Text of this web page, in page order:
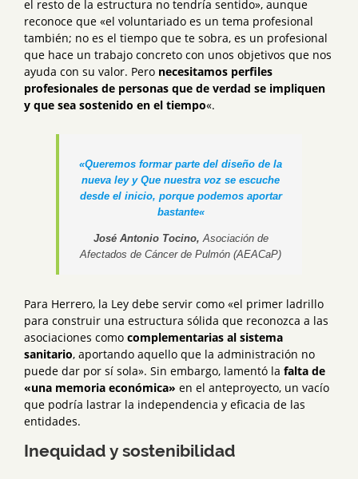
el resto de la estructura no tendría sentido», aunque
reconoce que «el voluntariado es un tema profesional
también; no es el tiempo que te sobra, es un profesional
que hace un trabajo concreto con unos objetivos que nos
ayuda con su valor. Pero necesitamos perfiles
profesionales de personas que de verdad se impliquen
y que sea sostenido en el tiempo«.
«Queremos formar parte del diseño de la
nueva ley y Que nuestra voz se escuche
desde el inicio, porque podemos aportar
bastante«
José Antonio Tocino,Asociación de
Afectados de Cáncer de Pulmón (AEACaP)
Para Herrero, la Ley debe servir como «el primer ladrillo
para construir una estructura sólida que reconozca a las
asociaciones como complementarias al sistema
sanitario, aportando aquello que la administración no
puede dar por sí sola». Sin embargo, lamentó la falta de
«una memoria económica» en el anteproyecto, un vacío
que podría lastrar la independencia y eficacia de las
entidades.
Inequidad y sostenibilidad